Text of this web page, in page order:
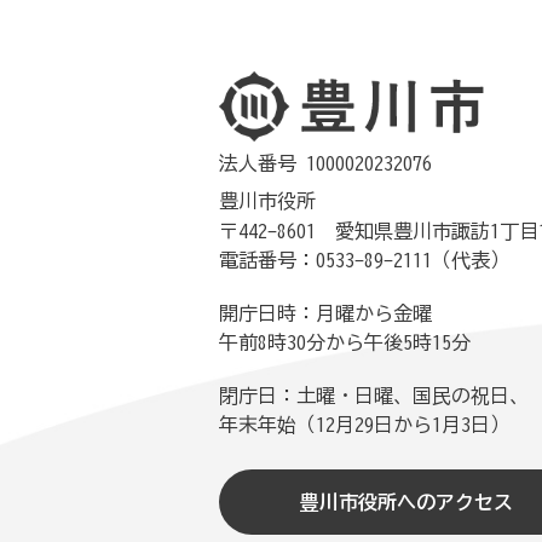
法人番号 1000020232076
豊川市役所
〒442-8601 愛知県豊川市諏訪1丁目
電話番号：0533-89-2111（代表）
開庁日時：月曜から金曜
午前8時30分から午後5時15分
閉庁日：土曜・日曜、国民の祝日、
年末年始（12月29日から1月3日）
豊川市役所へのアクセス